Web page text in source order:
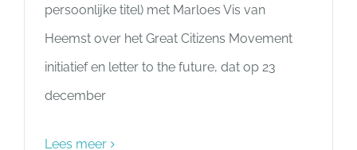
persoonlijke titel) met Marloes Vis van
Heemst over het Great Citizens Movement
initiatief en letter to the future, dat op 23
december
Lees meer